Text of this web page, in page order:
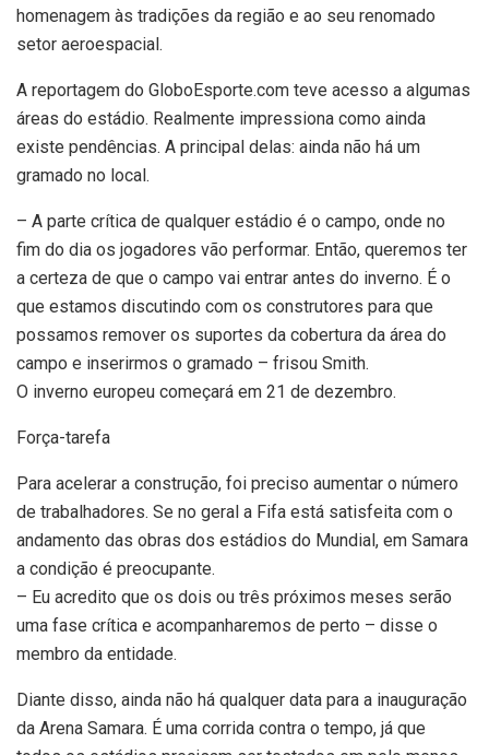
homenagem às tradições da região e ao seu renomado
setor aeroespacial.
A reportagem do GloboEsporte.com teve acesso a algumas
áreas do estádio. Realmente impressiona como ainda
existe pendências. A principal delas: ainda não há um
gramado no local.
– A parte crítica de qualquer estádio é o campo, onde no
fim do dia os jogadores vão performar. Então, queremos ter
a certeza de que o campo vai entrar antes do inverno. É o
que estamos discutindo com os construtores para que
possamos remover os suportes da cobertura da área do
campo e inserirmos o gramado – frisou Smith.
O inverno europeu começará em 21 de dezembro.
Força-tarefa
Para acelerar a construção, foi preciso aumentar o número
de trabalhadores. Se no geral a Fifa está satisfeita com o
andamento das obras dos estádios do Mundial, em Samara
a condição é preocupante.
– Eu acredito que os dois ou três próximos meses serão
uma fase crítica e acompanharemos de perto – disse o
membro da entidade.
Diante disso, ainda não há qualquer data para a inauguração
da Arena Samara. É uma corrida contra o tempo, já que